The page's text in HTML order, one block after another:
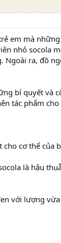
em mà
nhỏ socola
Ngoài ra, đồ
bí quyết và
tác phẩm
cơ thể của
là hậu
với lượng